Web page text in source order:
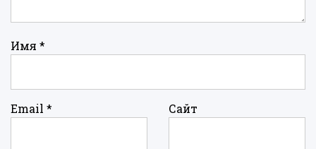
Имя *
Email * Сайт